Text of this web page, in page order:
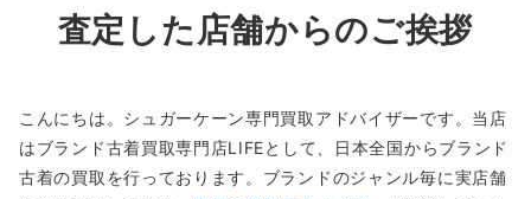
査定した店舗からのご挨拶
こんにちは。シュガーケーン専門買取アドバイザーです。当店
はブランド古着買取専門店LIFEとして、日本全国からブランド
古着の買取を行っております。ブランドのジャンル毎に実店舗